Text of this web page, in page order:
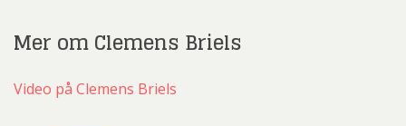
Mer om Clemens Briels
Video på Clemens Briels